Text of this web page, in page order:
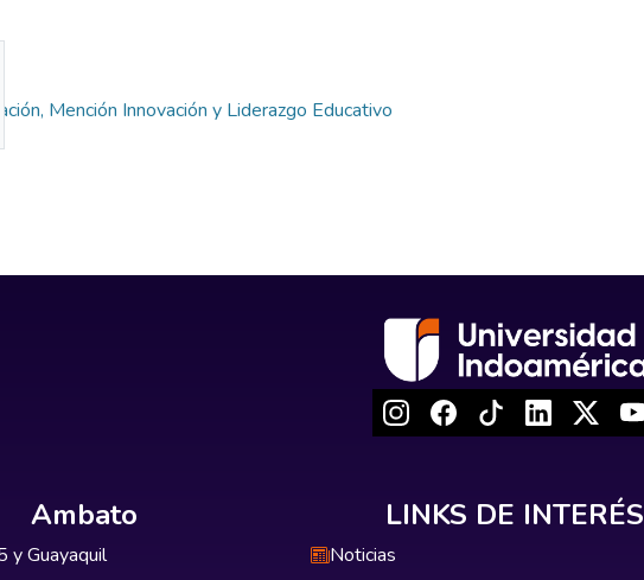
Mención Innovación y Liderazgo Educativo
Ambato
y Guayaquil
LINKS DE INTERÉS
Noticias